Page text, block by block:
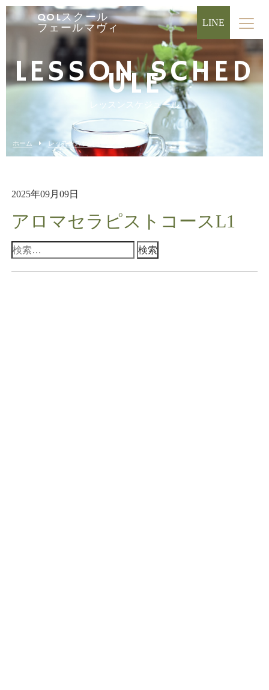
QOLスクール
フェールマヴィ
LINE
LESSON SCHED
ULE
レッスンスケジュール
ホーム レッスンスケジュール
2025年09月09日
アロマセラピストコースL1
検